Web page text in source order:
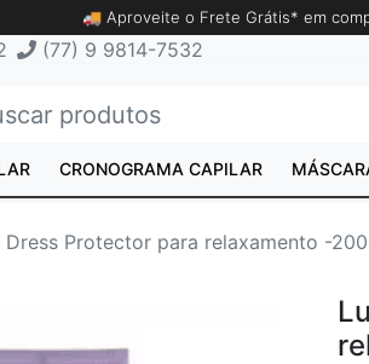
🚚 Aproveite o Frete Grátis* em
(77) 9 9814-7532
CRONOGRAMA CAPILAR
Dress Protector para relaxamento -